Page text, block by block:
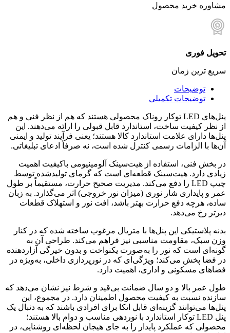
مشاوره خرید محصول
تحویل فوری
سریع ترین زمان
توضیحات
توضیحات تکمیلی
پنل‌های LED توکار روناک محصولی هستند که هم از نظر فنی و هم
از نظر کیفیت ساخت، استاندارد قابل قبولی را ارائه می‌دهند. این
پنل‌ها دارای علامت استاندارد کالا هستند؛ یعنی فرآیند تولید و ایمنی
آن‌ها با الزامات رسمی کنترل شده است، نه صرفاً ادعای تبلیغاتی.
در بخش فنی، استفاده از هیت‌سینک آلومینیومی باکیفیت اهمیت
زیادی دارد. هیت‌سینک قطعه‌ای است که گرمای تولیدشده توسط
چیپ LED را دفع می‌کند. مدیریت صحیح حرارت، مستقیماً بر طول
عمر و پایداری شار نوری (میزان نور خروجی) اثر می‌گذارد. به زبان
ساده، هرچه دفع حرارت بهتر باشد، افت نور و استهلاک قطعات
دیرتر رخ می‌دهد.
بدنه پلاستیکی این پنل‌ها با متریال مرغوب ساخته شده که در کنار
وزن سبک، مقاومت مناسبی نیز فراهم می‌کند. طراحی آن به
گونه‌ای است که نور را به‌صورت یکنواخت و بدون خیرگی آزاردهنده
در فضا پخش می‌کند؛ ویژگی‌ای که در نورپردازی داخلی، به‌ویژه در
فضاهای مسکونی و اداری، اهمیت دارد.
طول عمر بالا و دو سال ضمانت بی‌قید و شرط نیز نشان می‌دهد که
سازنده نسبت به کیفیت محصول اطمینان دارد. در مجموع، این
پنل‌ها می‌توانند گزینه‌ای قابل اتکا برای افرادی باشند که به دنبال یک
پنل LED توکار استاندارد با نوردهی مناسب و دوام بالا هستند؛
محصولی که عملکرد پایدار را به جای هیجان لحظه‌ای روشنایی، در